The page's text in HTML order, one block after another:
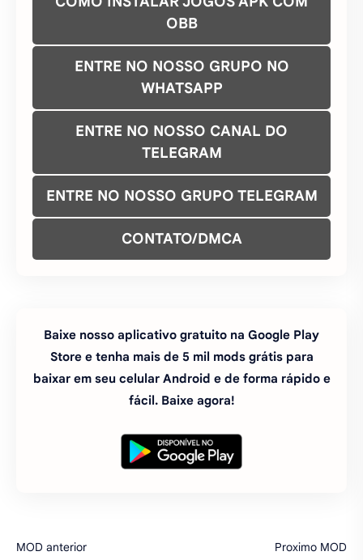
OBB
ENTRE NO NOSSO GRUPO NO
WHATSAPP
ENTRE NO NOSSO CANAL DO
TELEGRAM
ENTRE NO NOSSO GRUPO TELEGRAM
CONTATO/DMCA
Baixe nosso aplicativo gratuito na Google Play
Store e tenha mais de 5 mil mods grátis para
baixar em seu celular Android e de forma rápido e
fácil. Baixe agora!